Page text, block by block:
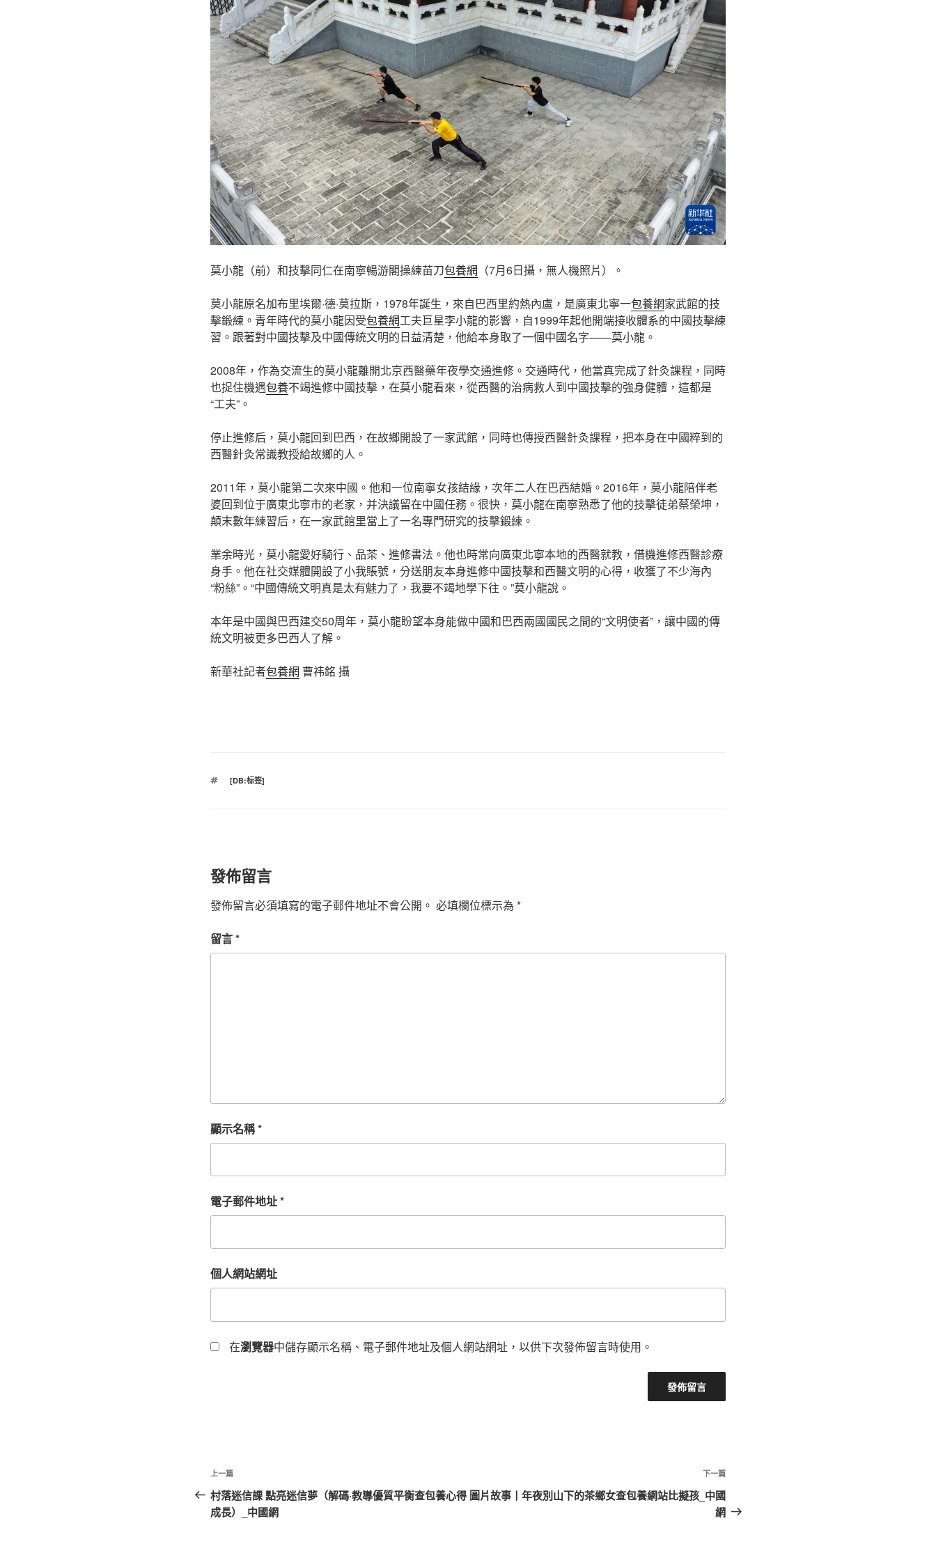
莫小龍（前）和技擊同仁在南寧暢游閣操練苗刀包養網 （7月6日攝，無人機照片）。
莫小龍原名加布里埃爾·德·莫拉斯，1978年誕生，來自巴西里約熱內盧，是廣東北寧一包養網家武館的技
擊鍛練。青年時代的莫小龍因受包養網工夫巨星李小龍的影響，自1999年起他開端接收體系的中國技擊練
習。跟著對中國技擊及中國傳統文明的日益清楚，他給本身取了一個中國名字——莫小龍。
2008年，作為交流生的莫小龍離開北京西醫藥年夜學交通進修。交通時代，他當真完成了針灸課程，同時
也捉住機遇包養不竭進修中國技擊，在莫小龍看來，從西醫的治病救人到中國技擊的強身健體，這都是
“工夫”。
停止進修后，莫小龍回到巴西，在故鄉開設了一家武館，同時也傳授西醫針灸課程，把本身在中國粹到的
西醫針灸常識教授給故鄉的人。
2011年，莫小龍第二次來中國。他和一位南寧女孩結緣，次年二人在巴西結婚。2016年，莫小龍陪伴老
婆回到位于廣東北寧市的老家，并決議留在中國任務。很快，莫小龍在南寧熟悉了他的技擊徒弟蔡榮坤，
顛末數年練習后，在一家武館里當上了一名專門研究的技擊鍛練。
業余時光，莫小龍愛好騎行、品茶、進修書法。他也時常向廣東北寧本地的西醫就教，借機進修西醫診療
身手。他在社交媒體開設了小我賬號，分送朋友本身進修中國技擊和西醫文明的心得，收獲了不少海內
“粉絲”。“中國傳統文明真是太有魅力了，我要不竭地學下往。”莫小龍說。
本年是中國與巴西建交50周年，莫小龍盼望本身能做中國和巴西兩國國民之間的“文明使者”，讓中國的傳
統文明被更多巴西人了解。
新華社記者包養網 曹祎銘 攝
標
[DB:标签]
發佈留言
發佈留言必須填寫的電子郵件地址不會公開。 必填欄位標示為 *
留言*
顯示名稱*
電子郵件地址*
個人網站網址
在瀏覽器中儲存顯示名稱、電子郵件地址及個人網站網址，以供下次發佈留言時使用。
文
章
導
上
一
篇
上一篇
村落迷信課 點亮迷信夢（解碼·教導優質平衡查包養心得
成長）_中國網
下
一
篇
下一篇
圖片故事丨年夜別山下的茶鄉女查包養網站比擬孩_中國
網